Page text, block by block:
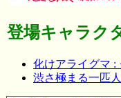
登場キャラク
化けアライグマ :
渋さ極まる一匹